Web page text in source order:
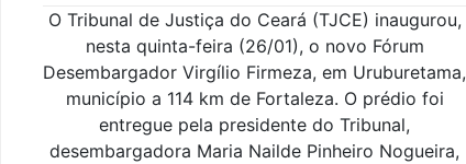
O Tribunal de Justiça do Ceará (TJCE) inaugurou,
nesta quinta-feira (26/01), o novo Fórum
Desembargador Virgílio Firmeza, em Uruburetama,
município a 114 km de Fortaleza. O prédio foi
entregue pela presidente do Tribunal,
desembargadora Maria Nailde Pinheiro Nogueira,